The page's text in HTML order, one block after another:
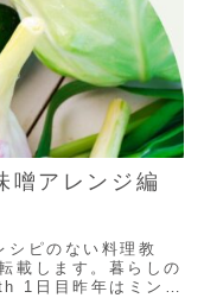
アレンジ編
シピのない料理教
載します。暮らしの
日目昨年はミンス